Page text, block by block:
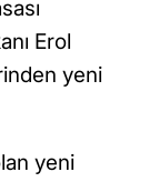
Erol
yeni
yeni